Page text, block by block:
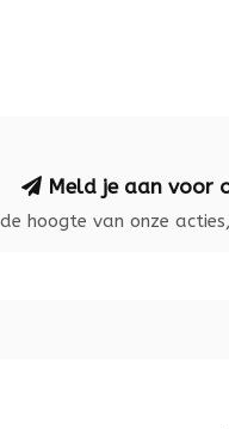
Meld je aan voor
hoogte van onze